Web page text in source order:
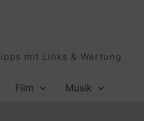
mit Links & Wertung
Film Musik